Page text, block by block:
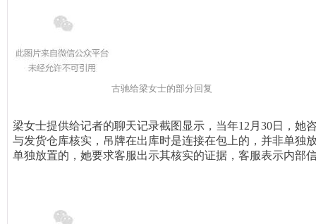
古驰给梁女士的部分回复
梁女士提供给记者的聊天记录截图显示，当年12月30日，
与发货仓库核实，吊牌在出库时是连接在包上的，并非单独
单独放置的，她要求客服出示其核实的证据，客服表示内部